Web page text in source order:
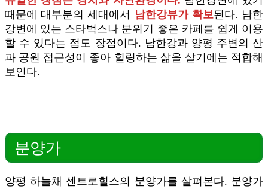
때문에 대부분의 세대에서 남한강뷰가 확보된다. 남한
강변에 있는 스타벅스나 분위기 좋은 카페를 쉽게 이용
할 수 있다는 점도 장점이다. 남한강과 양평 주변의 산
과 공원 접근성이 좋아 힐링하는 삶을 살기에는 적합해
보인다.
분양가
양평 하늘채 센트로힐스의 분양가를 살펴본다. 분양가